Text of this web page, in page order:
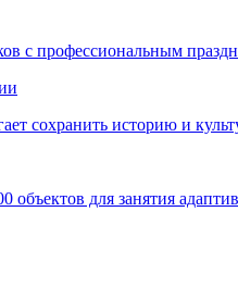
с профессиональным
сохранить историю и
объектов для занятия